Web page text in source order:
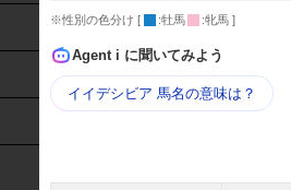
※性別の色分け [ :牡馬 :牝馬 ]
Agent i に聞いてみよう
イイデシビア 馬名の意味は？